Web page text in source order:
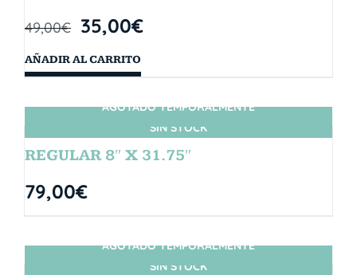
49,00€ 35,00€
AÑADIR AL CARRITO
SIN STOCK
AGOTADO TEMPORALMENTE
REGULAR 8″ X 31.75″
79,00€
SIN STOCK
AGOTADO TEMPORALMENTE